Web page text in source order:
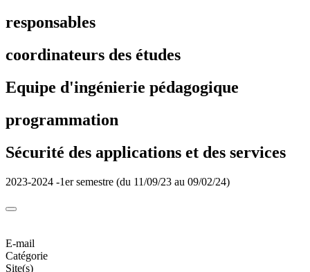
responsables
coordinateurs des études
Equipe d'ingénierie pédagogique
programmation
Sécurité des applications et des services
2023-2024 -1er semestre (du 11/09/23 au 09/02/24)
E-mail
Catégorie
Site(s)